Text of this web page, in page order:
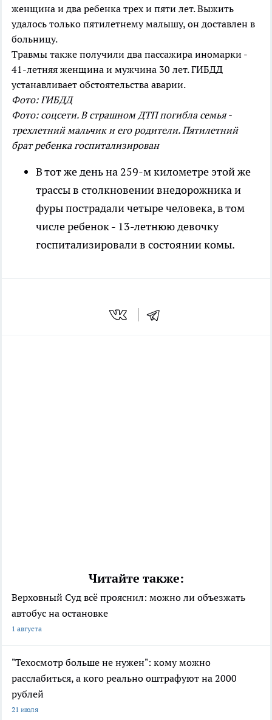
женщина и два ребенка трех и пяти лет. Выжить
удалось только пятилетнему малышу, он доставлен в
больницу.
Травмы также получили два пассажира иномарки -
41-летняя женщина и мужчина 30 лет. ГИБДД
устанавливает обстоятельства аварии.
Фото: ГИБДД
Фото: соцсети. В страшном ДТП погибла семья -
трехлетний мальчик и его родители. Пятилетний
брат ребенка госпитализирован
В тот же день на 259-м километре этой же
трассы в столкновении внедорожника и
фуры пострадали четыре человека, в том
числе ребенок - 13-летнюю девочку
госпитализировали в состоянии комы.
Читайте также:
Верховный Суд всё прояснил: можно ли объезжать
автобус на остановке
1 августа
"Техосмотр больше не нужен": кому можно
расслабиться, а кого реально оштрафуют на 2000
рублей
21 июля